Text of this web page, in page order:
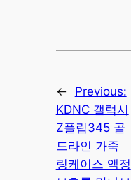
←
Previous:
KDNC 갤럭시
Z플립345 골
드라인 가죽
링케이스 액정